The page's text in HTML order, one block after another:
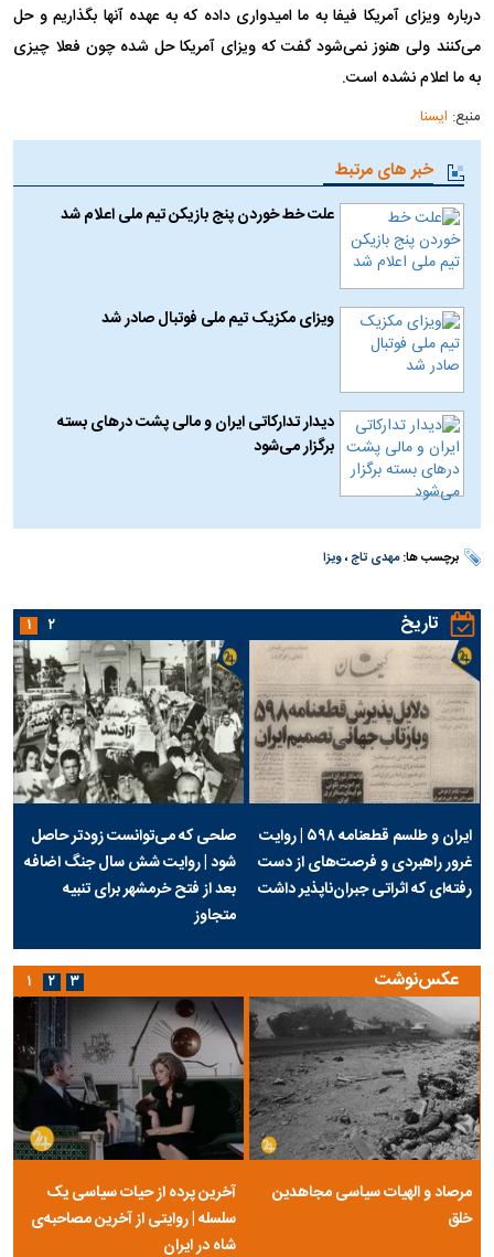
درباره ویزای آمریکا فیفا به ما امیدواری داده که به عهده آنها بگذاریم و حل
می‌کنند ولی هنوز نمی‌شود گفت که ویزای آمریکا حل شده چون فعلا چیزی
به ما اعلام نشده است.
منبع: ایسنا
خبر های مرتبط
علت خط خوردن پنج بازیکن تیم ملی اعلام شد
ویزای مکزیک تیم ملی فوتبال صادر شد
دیدار تدارکاتی ایران و مالی پشت در‌های بسته
برگزار می‌شود
برچسب ها:مهدی تاج،ویزا
تاریخ
ایران و طلسم قطعنامه ۵۹۸ | روایت
غرور راهبردی و فرصت‌های از دست
رفته‌ای که اثراتی جبران‌ناپذیر داشت
صلحی که می‌توانست زودتر حاصل
شود | روایت شش سال جنگ اضافه
بعد از فتح خرمشهر برای تنبیه
متجاوز
۱ ۲
عکس‌نوشت
مرصاد و الهیات سیاسی مجاهدین
خلق
آخرین پرده از حیات سیاسی یک
سلسله | روایتی از آخرین مصاحبه‌ی
شاه در ایران
۱ ۲ ۳